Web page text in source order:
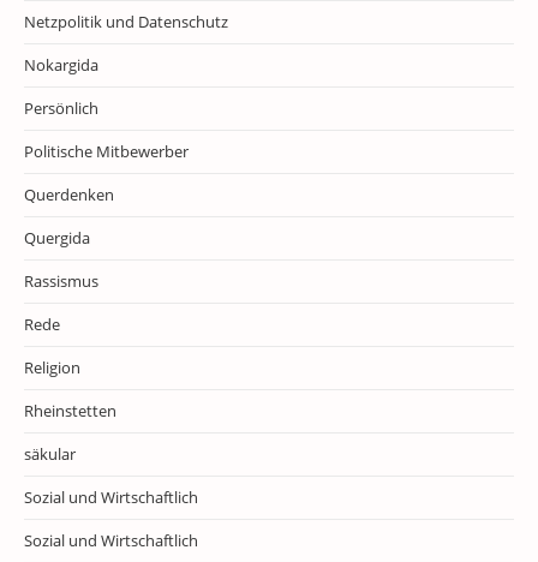
Netzpolitik und Datenschutz
Nokargida
Persönlich
Politische Mitbewerber
Querdenken
Quergida
Rassismus
Rede
Religion
Rheinstetten
säkular
Sozial und Wirtschaftlich
Sozial und Wirtschaftlich